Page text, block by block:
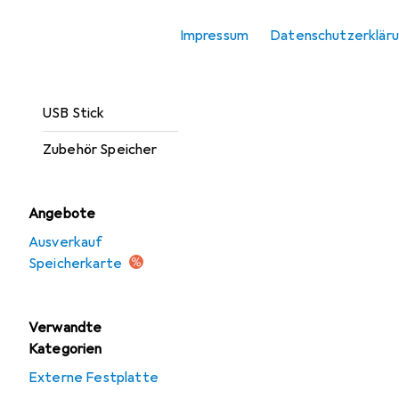
Impressum
USB Stick
Zubehör Speicher
Angebote
Ausverkauf
Speicherkarte
Verwandte
Kategorien
Externe Festplatte